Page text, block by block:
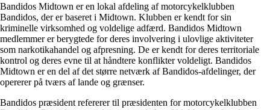
Bandidos Midtown er en lokal afdeling af motorcykelklubben
Bandidos, der er baseret i Midtown. Klubben er kendt for sin
kriminelle virksomhed og voldelige adfærd. Bandidos Midtown
medlemmer er berygtede for deres involvering i ulovlige aktiviteter
som narkotikahandel og afpresning. De er kendt for deres territoriale
kontrol og deres evne til at håndtere konflikter voldeligt. Bandidos
Midtown er en del af det større netværk af Bandidos-afdelinger, der
opererer på tværs af lande og grænser.
Bandidos præsident refererer til præsidenten for motorcykelklubben